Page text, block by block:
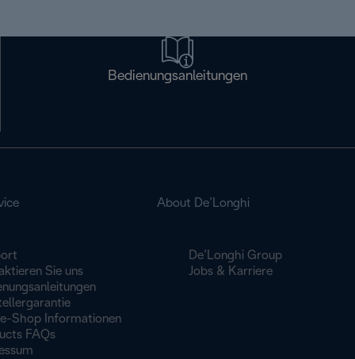
Bedienungsanleitungen
Sie uns
Shop Informationen
FAQs
About De’Longhi
De’Longhi Group
Jobs & Karriere